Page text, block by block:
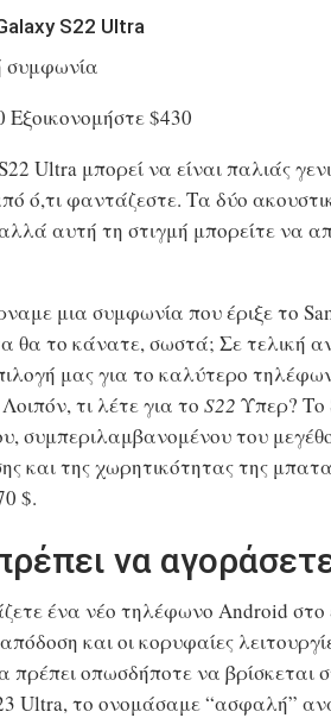
S22 Ultra
συμφωνία
Εξοικονομήστε $430
Ultra μπορεί να είναι παλιάς
ό,τι φαντάζεστε. Τα δύο
αλλά αυτή τη στιγμή μπορείτε να
μια συμφωνία που έριξε το
θα το κάνατε, σωστά; Σε τελική
μας για το καλύτερο
τι λέτε για το S22 Υπερ? Το
συμπεριλαμβανομένου του
και της χωρητικότητας της
$.
πρέπει να
ένα νέο τηλέφωνο Android
και οι κορυφαίες
πρέπει οπωσδήποτε να βρίσκεται
Ultra, το ονομάσαμε “ασφαλή”